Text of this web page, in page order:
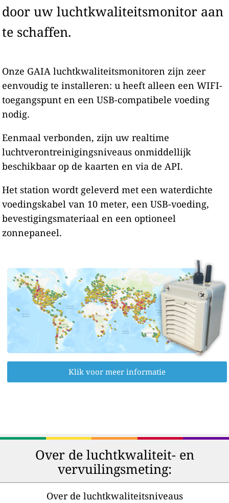
door uw luchtkwaliteitsmonitor aan
te schaffen.
Onze GAIA luchtkwaliteitsmonitoren zijn zeer
eenvoudig te installeren: u heeft alleen een WIFI-
toegangspunt en een USB-compatibele voeding
nodig.
Eenmaal verbonden, zijn uw realtime
luchtverontreinigingsniveaus onmiddellijk
beschikbaar op de kaarten en via de API.
Het station wordt geleverd met een waterdichte
voedingskabel van 10 meter, een USB-voeding,
bevestigingsmateriaal en een optioneel
zonnepaneel.
Klik voor meer informatie
Over de luchtkwaliteit- en
vervuilingsmeting:
Over de luchtkwaliteitsniveaus